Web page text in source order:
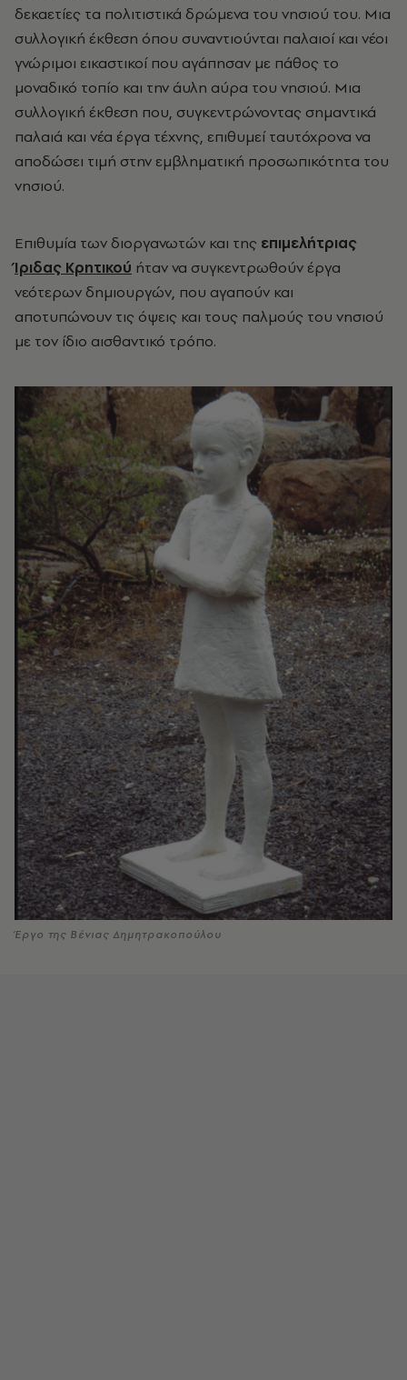
δεκαετίες τα πολιτιστικά δρώμενα του νησιού του. Μια
συλλογική έκθεση όπου συναντιούνται παλαιοί και νέοι
γνώριμοι εικαστικοί που αγάπησαν με πάθος το
μοναδικό τοπίο και την άυλη αύρα του νησιού. Μια
συλλογική έκθεση που, συγκεντρώνοντας σημαντικά
παλαιά και νέα έργα τέχνης, επιθυμεί ταυτόχρονα να
αποδώσει τιμή στην εμβληματική προσωπικότητα του
νησιού.
Επιθυμία των διοργανωτών και της επιμελήτριας
Ίριδας Κρητικού ήταν να συγκεντρωθούν έργα
νεότερων δημιουργών, που αγαπούν και
αποτυπώνουν τις όψεις και τους παλμούς του νησιού
με τον ίδιο αισθαντικό τρόπο.
Έργο της Βένιας Δημητρακοπούλου